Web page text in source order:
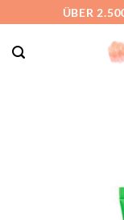
springen
ÜBER